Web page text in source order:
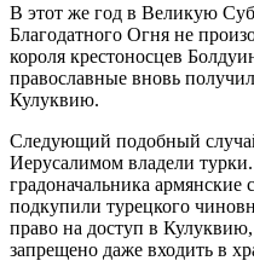
В этот же год в Великую
Благодатного Огня не
короля крестоносцев
православные вновь
Кулуквию.
Следующий подобный
Иерусалимом владели
градоначальника
подкупили турецкого
право на доступ в
запрещено даже входить в